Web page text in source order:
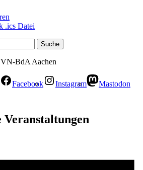
.ics Datei
BdA Aachen
Facebook Instagram
Mastodon
Veranstaltungen